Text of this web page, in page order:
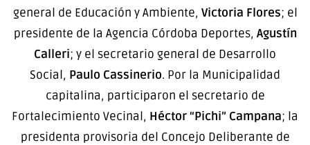
general de Educación y Ambiente, Victoria Flores; el
presidente de la Agencia Córdoba Deportes, Agustín
Calleri; y el secretario general de Desarrollo
Social, Paulo Cassinerio. Por la Municipalidad
capitalina, participaron el secretario de
Fortalecimiento Vecinal, Héctor “Pichi” Campana; la
presidenta provisoria del Concejo Deliberante de